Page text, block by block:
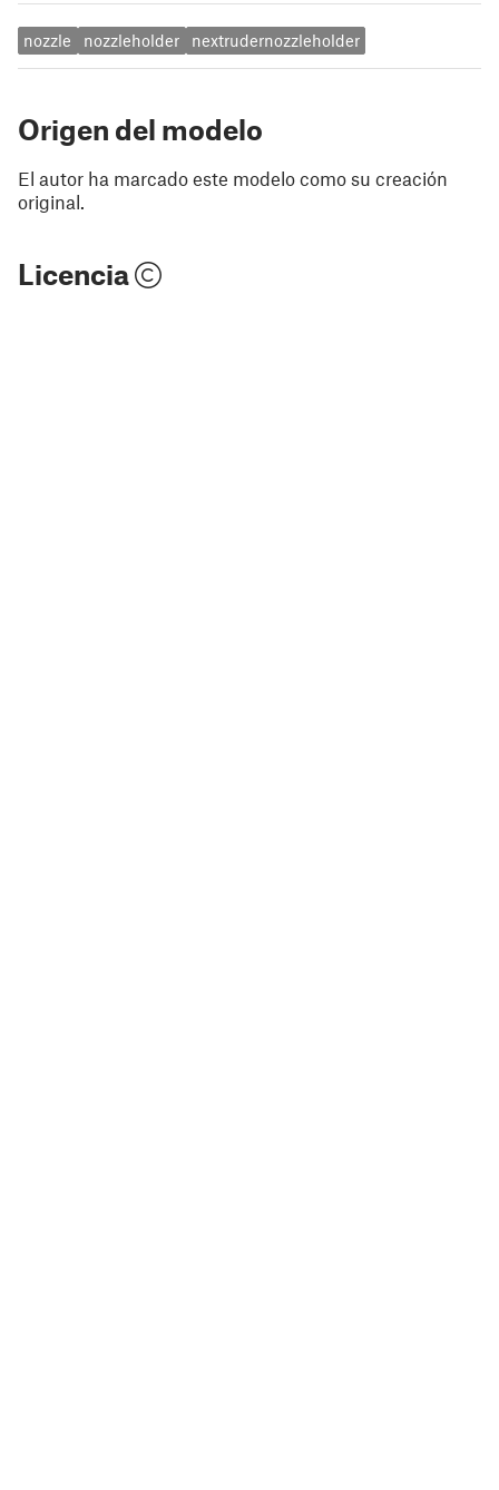
nozzle nozzleholder nextrudernozzleholder
Origen del modelo
El autor ha marcado este modelo como su creación
original.
Licencia